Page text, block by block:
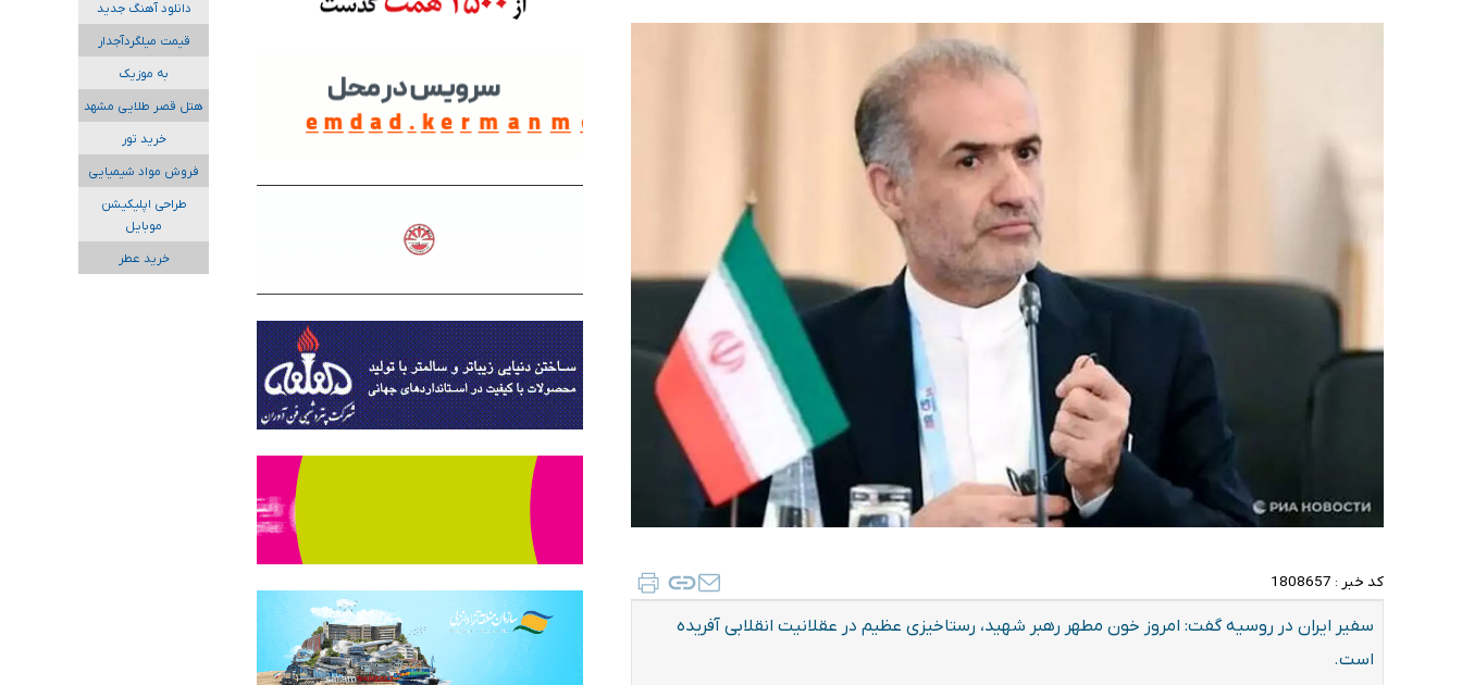
کد خبر : 1808657
سفیر ایران در روسیه گفت: ‏امروز خون مطهر رهبر شهید، رستاخیزی عظیم در عقلانیت انقلابی آفریده
است.
دانلود آهنگ جدید
قیمت میلگردآجدار
به موزیک
هتل قصر طلایی مشهد
خرید تور
فروش مواد شیمیایی
طراحی اپلیکیشن
موبایل
خرید عطر